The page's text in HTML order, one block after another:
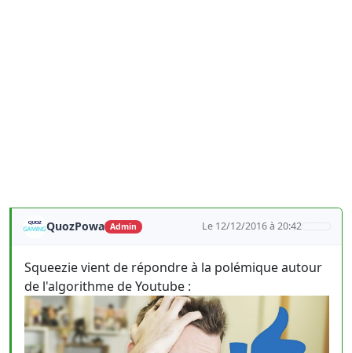
QuozPowa Admin Le 12/12/2016 à 20:42
Squeezie vient de répondre à la polémique autour
de l'algorithme de Youtube :